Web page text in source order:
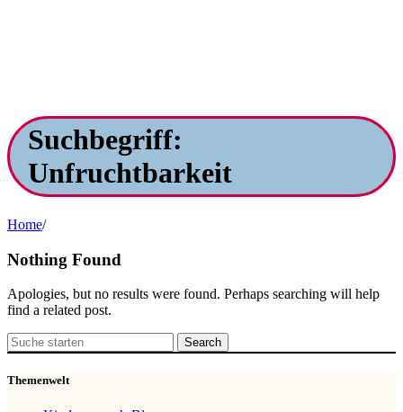
Suchbegriff:
Unfruchtbarkeit
Home/
Nothing Found
Apologies, but no results were found. Perhaps searching will help
find a related post.
Search
Themenwelt